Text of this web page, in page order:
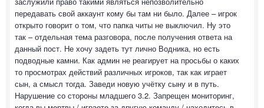
передавать свой аккаунт кому бы там ни было. Далее – игрок
открыто говорит о том, что папка читы не выключил. Ну это
так – отдельная тема разговора, после получения ответа на
данный пост. Не хочу задеть тут лично Водника, но есть
подводные камни. Как админ не реагирует на просьбы о каких
то просмотрах действий различных игроков, так как играет
сын, а смысл тогда. Заведи новую учётку сыну и в путь.
Нарушение со стороны младшего 3.2. Запрещен мониторинг,